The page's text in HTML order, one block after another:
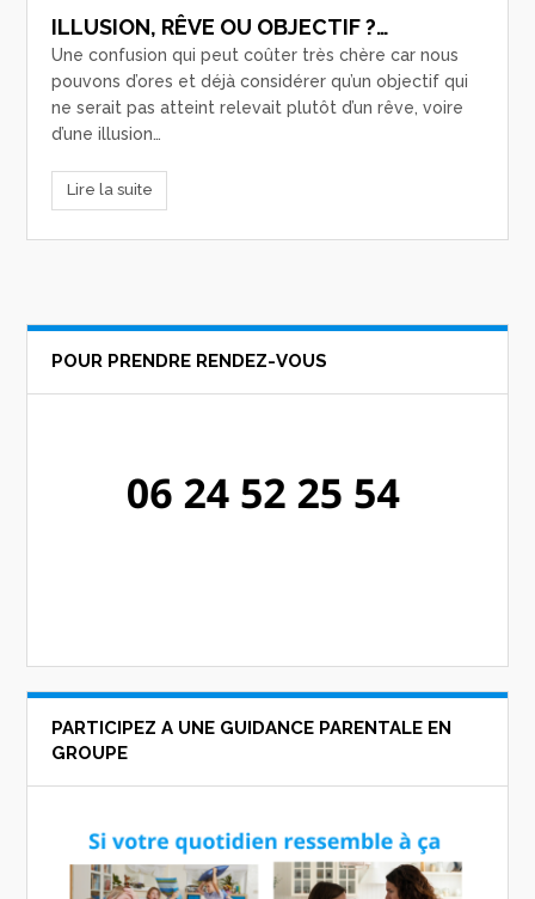
ILLUSION, RÊVE OU OBJECTIF ?…
Une confusion qui peut coûter très chère car nous
pouvons d’ores et déjà considérer qu’un objectif qui
ne serait pas atteint relevait plutôt d’un rêve, voire
d’une illusion…
Lire la suite
POUR PRENDRE RENDEZ-VOUS
PARTICIPEZ A UNE GUIDANCE PARENTALE EN
GROUPE